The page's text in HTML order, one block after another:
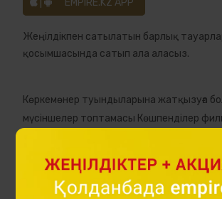
Жеңілдікпен сатылатын барлық
қосымшасында сатып ала аласыз.
Көркемөнер туындыларына жатқызуға
мүсіншелер топтамасы Көшпенділер
шынайылығына баса назар аудара
ұқыптылықпен жасалған мүсіншелер кез-